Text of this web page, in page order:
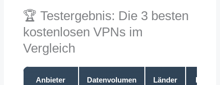
🏆 Testergebnis: Die 3 besten
kostenlosen VPNs im
Vergleich
Anbieter Datenvolumen Länder